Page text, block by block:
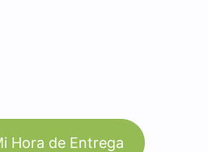
Hora de Entrega